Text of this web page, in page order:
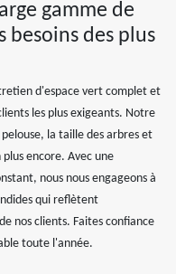
gamme de
besoins des plus
d'espace vert complet et
les plus exigeants. Notre
la taille des arbres et
encore. Avec une
nous nous engageons à
qui reflètent
nos clients. Faites confiance
toute l'année.